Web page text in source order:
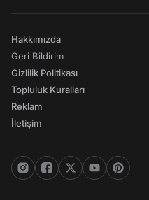
Hakkımızda
Geri Bildirim
Gizlilik Politikası
Topluluk Kuralları
Reklam
İletişim